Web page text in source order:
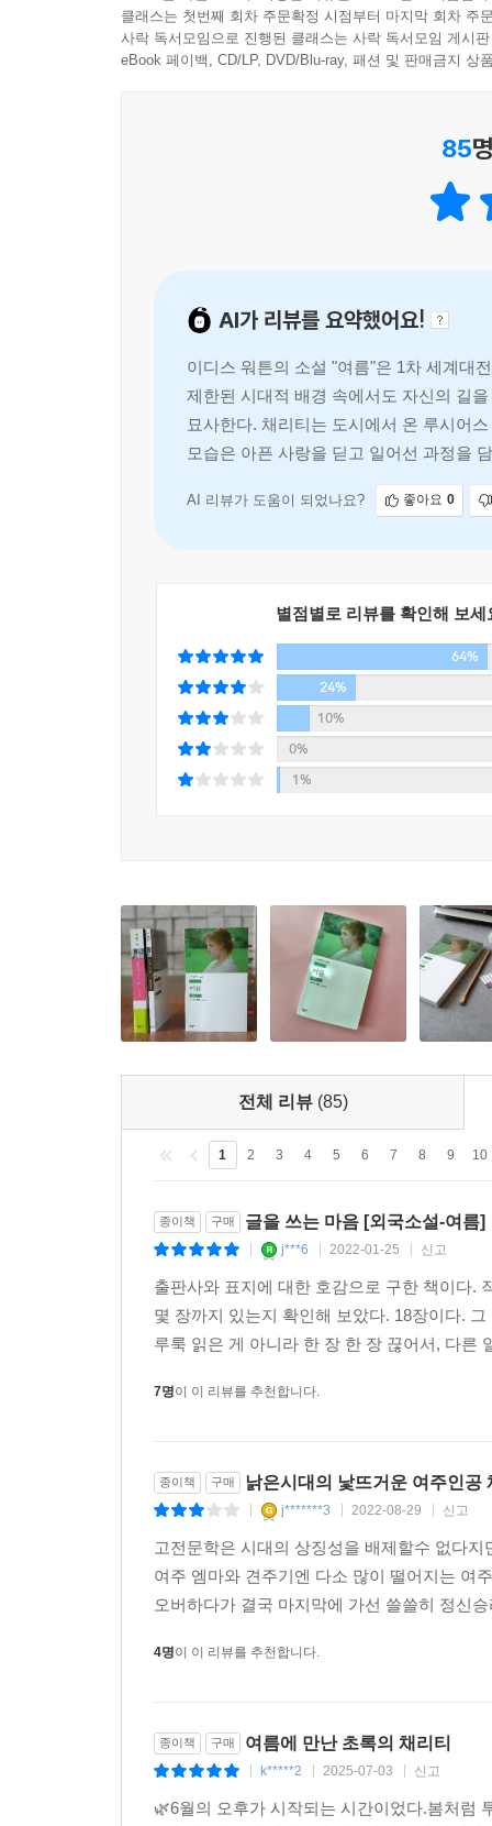
■ 본격 문학에서 여성의 성적 욕망을 표현한 ‘사건’
미국 문학에서 남성이 아닌 여성이 성장 소설
『여름』이 출간되고 무려 사십여 년 뒤에나 세
하지만 『여름』이 고전 반열에 올라 오랫동안
자신의 욕망을 직면하는 솔직한 여성상을 그려
않는다. 남자의 달콤한 거짓 약속에 속아 사랑에
젊고 지적인 남성 하니의 매력에 빠져 기꺼이
요구하느니 호기롭게 그에게 선택권을 넘긴다.
마찬가지였지만.” ―『여름』 중에서/
1911년과 1917년에 출간된 『이선 프롬』과 『
모두 뉴잉글랜드의 시골 마을을 그려 내고 있
‘이선’과 『여름』의 주인공 ‘채리티’가 배움
지리적 한계 때문에 두 사람은 도시로 나가 교육
▶ 워튼은 20세기를 통틀어 가장 뛰어난 작가 중
클래스는 첫번째 회차 주문확정 시점부터 마지막 회차 주
사락 독서모임으로 진행된 클래스는 사락 독서모임 게시
eBook 페이백, CD/LP, DVD/Blu-ray, 패션 및 판매금지 상
85
AI가 리뷰를 요약했어요!
이디스 워튼의 소설 "여름"은 1차 세계대
제한된 시대적 배경 속에서도 자신의 길
묘사한다. 채리티는 도시에서 온 루시어
모습은 아픈 사랑을 딛고 일어선 과정을
AI 리뷰가 도움이 되었나요? 좋아요 0
별점별로 리뷰를 확인해 보세
64%
24%
10%
0%
1%
전체 리뷰 (85)
1 2 3 4 5 6 7 8 9 10
종이책 구매 글을 쓰는 마음 [외국소설-여름]
j***6 2022-01-25 신고
출판사와 표지에 대한 호감으로 구한 책이다.
몇 장까지 있는지 확인해 보았다. 18장이다.
루룩 읽은 게 아니라 한 장 한 장 끊어서, 다른
7명이 이 리뷰를 추천합니다.
종이책 구매 낡은시대의 낯뜨거운 여주인공
j*******3 2022-08-29 신고
고전문학은 시대의 상징성을 배제할수 없다
여주 엠마와 견주기엔 다소 많이 떨어지는 여
오버하다가 결국 마지막에 가선 쓸쓸히 정신
4명이 이 리뷰를 추천합니다.
종이책 구매 여름에 만난 초록의 채리티
k*****2 2025-07-03 신고
🌿6월의 오후가 시작되는 시간이었다.봄처럼